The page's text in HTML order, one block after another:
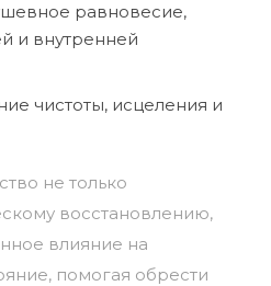
равновесие,
и внутренней
чистоты, исцеления и
не только
восстановлению,
влияние на
помогая обрести